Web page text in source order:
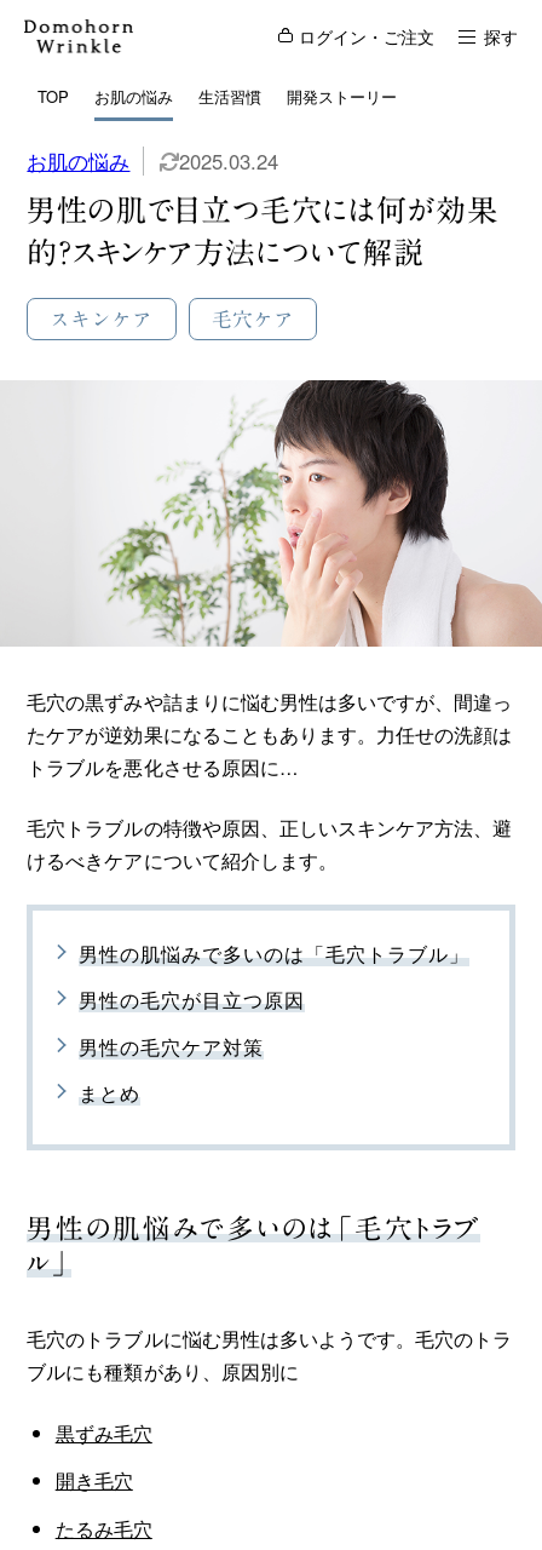
ログイン・ご注文 探す
TOP お肌の悩み 生活習慣 開発ストーリー
お肌の悩み 2025.03.24
男性の肌で目立つ毛穴には何が効果
的？スキンケア方法について解説
スキンケア 毛穴ケア
毛穴の黒ずみや詰まりに悩む男性は多いですが、間違っ
たケアが逆効果になることもあります。力任せの洗顔は
トラブルを悪化させる原因に…
毛穴トラブルの特徴や原因、正しいスキンケア方法、避
けるべきケアについて紹介します。
男性の肌悩みで多いのは「毛穴トラブル」
男性の毛穴が目立つ原因
男性の毛穴ケア対策
まとめ
男性の肌悩みで多いのは「毛穴トラブ
ル」
毛穴のトラブルに悩む男性は多いようです。毛穴のトラ
ブルにも種類があり、原因別に
黒ずみ毛穴
開き毛穴
たるみ毛穴